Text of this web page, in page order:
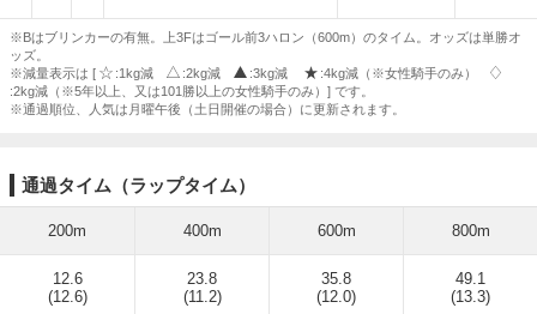
※Bはブリンカーの有無。上3Fはゴール前3ハロン（600m）のタイム。オッズは単勝オ
ッズ。
※減量表示は [
:1kg減 :2kg減 :3kg減
:4kg減（※女性騎手のみ）
:2kg減（※5年以上、又は101勝以上の女性騎手のみ）] です。
※通過順位、人気は月曜午後（土日開催の場合）に更新されます。
通過タイム（ラップタイム）
200m 400m 600m 800m
12.6
(12.6)
23.8
(11.2)
35.8
(12.0)
49.1
(13.3)